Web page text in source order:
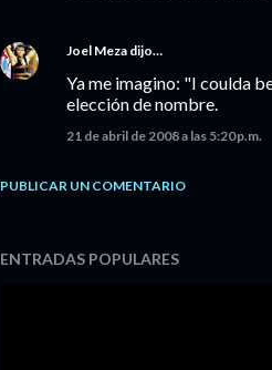
Joel Meza dijo…
Ya me imagino: "I coulda
elección de nombre.
21 de abril de 2008 a las 5:20 p.m.
PUBLICAR UN COMENTARIO
ENTRADAS POPULARES